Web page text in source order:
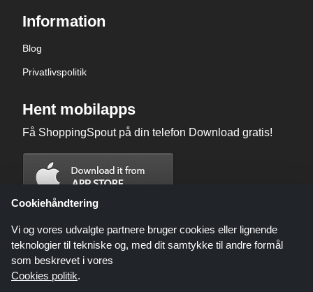
Information
Blog
Privatlivspolitik
Hent mobilapps
Få ShoppingSpout på din telefon Download gratis!
Cookiehåndtering
Vi og vores udvalgte partnere bruger cookies eller lignende
teknologier til tekniske og, med dit samtykke til andre formål
som beskrevet i vores
Cookies politik.